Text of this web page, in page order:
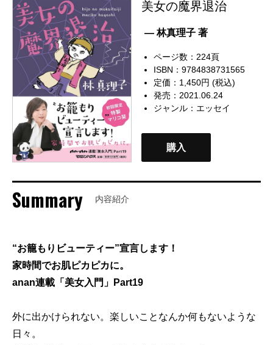
美女の魔界退治
— 林真理子 著
ページ数：224頁
ISBN：9784838731565
定価：1,450円 (税込)
発売：2021.06.24
ジャンル： エッセイ
購入
Summary 内容紹介
“お籠もりビューティー”宣言します！
家時間でお肌ピカピカに。
anan連載「美女入門」Part19
外に出かけられない。楽しいことなんか何もないような
日々。